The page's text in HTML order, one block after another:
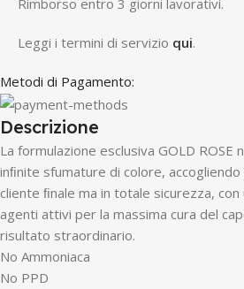
Rimborso entro 3 giorni lavorativi.
Leggi i termini di servizio qui.
Metodi di Pagamento:
Descrizione
La formulazione esclusiva GOLD
inﬁnite sfumature di colore,
cliente ﬁnale ma in totale sicurezza,
agenti attivi per la massima cura del
risultato straordinario.
No Ammoniaca
No PPD